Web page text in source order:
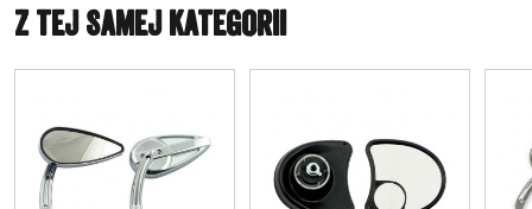
Z TEJ SAMEJ KATEGORII